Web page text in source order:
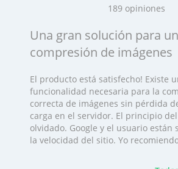
189 opiniones
Una gran solución para
compresión de imágenes
El producto está satisfecho! Existe
funcionalidad necesaria para la
correcta de imágenes sin pérdida
carga en el servidor. El principio
olvidado. Google y el usuario están
la velocidad del sitio. Yo